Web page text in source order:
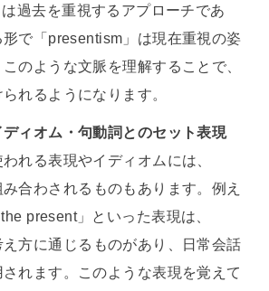
は過去を重視するアプローチであ
形で「presentism」は現在重視の姿
のような文脈を理解することで、
れるようになります。
ィオム・句動詞とのセット表現
れる表現やイディオムには、
合わされるものもあります。例え
present」といった表現は、
方に通じるものがあり、日常会話
れます。このような表現を覚えて